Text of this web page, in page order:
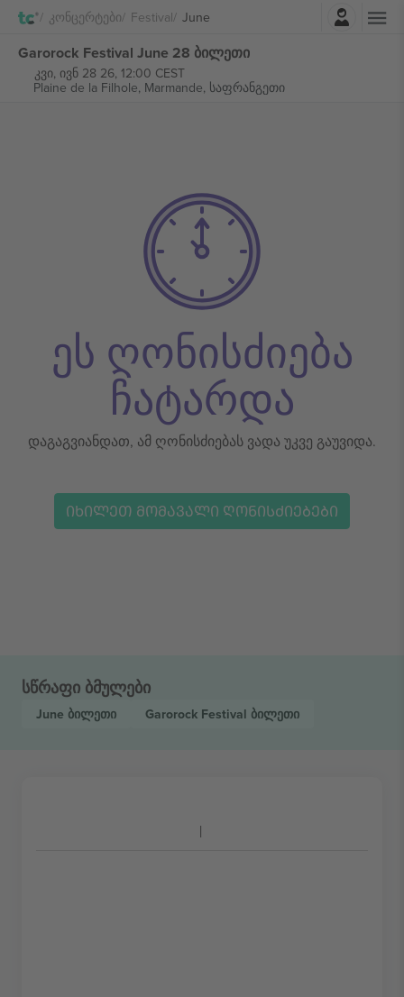
Კონცერტები Festival June
Garorock Festival June 28 ბილეთი
კვი, ივნ 28 26, 12:00 CEST
Plaine de la Filhole, Marmande, საფრანგეთი
ეს ღონისძიება
ჩატარდა
დაგაგვიანდათ, ამ ღონისძიებას ვადა უკვე გაუვიდა.
ᲘᲮᲘᲚᲔᲗ ᲛᲝᲛᲐᲕᲐᲚᲘ ᲦᲝᲜᲘᲡᲫᲘᲔᲑᲔᲑᲘ
სწრაფი ბმულები
June ბილეთი Garorock Festival ბილეთი